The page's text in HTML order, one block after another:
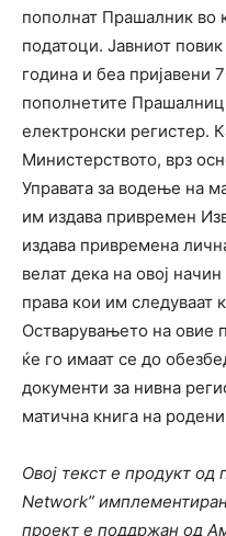
пополнат Прашалник во
податоци. Јавниот
година и беа пријавени
пополнетите
електронски регистер.
Министерството, врз
Управата за водење на
им издава привремен
издава привремена
велат дека на овој
права кои им следуваат
Остварувањето на овие
ќе го имаат се до
документи за нивна
матична книга на
Овој текст е продукт од
Network”
проект е поддржан од